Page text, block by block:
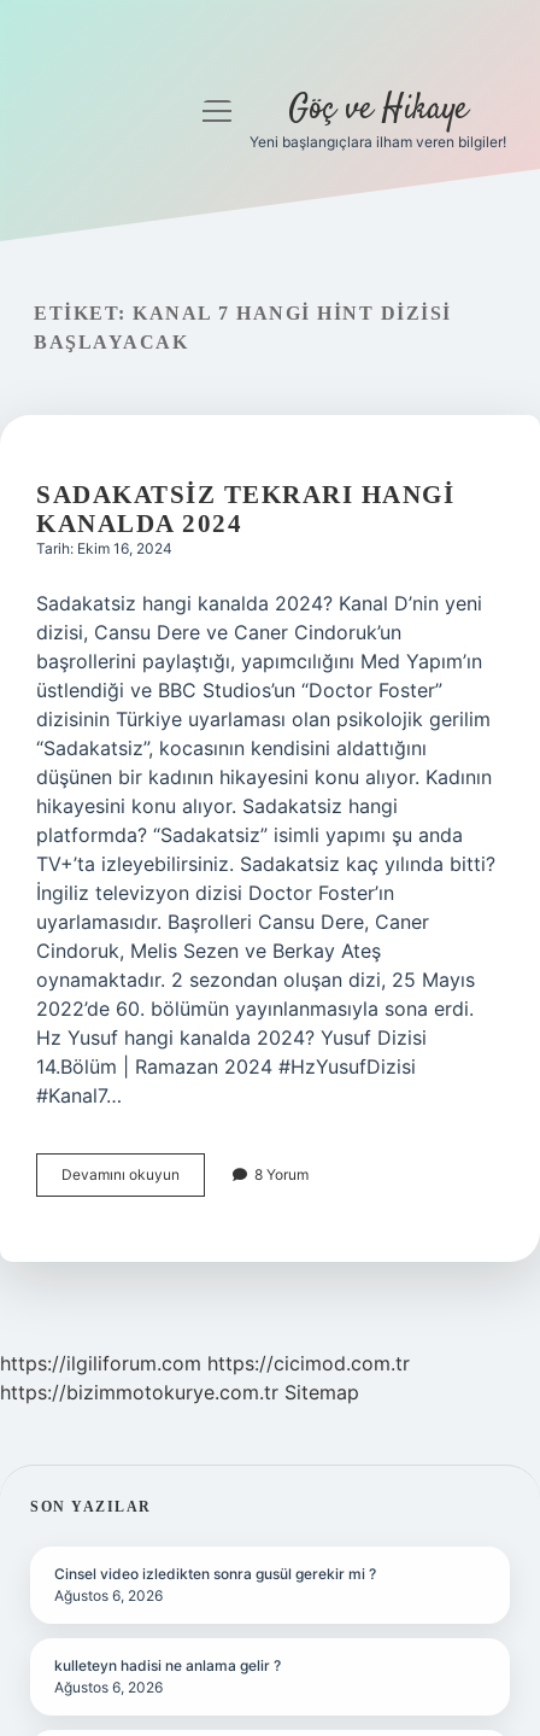
Gizlilik Politikası
Hakkımızda
menüyü
Göç ve Hikaye
Yeni başlangıçlara ilham veren bilgiler!
ETIKET: KANAL 7 HANGI HINT DIZISI
BAŞLAYACAK
SADAKATSIZ TEKRARI HANGI
KANALDA 2024
Tarih: Ekim 16, 2024
Sadakatsiz hangi kanalda 2024? Kanal D’nin yeni
dizisi, Cansu Dere ve Caner Cindoruk’un
başrollerini paylaştığı, yapımcılığını Med Yapım’ın
üstlendiği ve BBC Studios’un “Doctor Foster”
dizisinin Türkiye uyarlaması olan psikolojik gerilim
“Sadakatsiz”, kocasının kendisini aldattığını
düşünen bir kadının hikayesini konu alıyor. Kadının
hikayesini konu alıyor. Sadakatsiz hangi
platformda? “Sadakatsiz” isimli yapımı şu anda
TV+’ta izleyebilirsiniz. Sadakatsiz kaç yılında bitti?
İngiliz televizyon dizisi Doctor Foster’ın
uyarlamasıdır. Başrolleri Cansu Dere, Caner
Cindoruk, Melis Sezen ve Berkay Ateş
oynamaktadır. 2 sezondan oluşan dizi, 25 Mayıs
2022’de 60. bölümün yayınlanmasıyla sona erdi.
Hz Yusuf hangi kanalda 2024? Yusuf Dizisi
14.Bölüm | Ramazan 2024 #HzYusufDizisi
#Kanal7…
Devamını okuyun Sadakatsiz
Tekrarı
2024
8 Yorum
https://ilgiliforum.com https://cicimod.com.tr
https://bizimmotokurye.com.tr Sitemap
SIDEBAR
SON YAZILAR
Cinsel video izledikten sonra gusül gerekir mi ?
Ağustos 6, 2026
kulleteyn hadisi ne anlama gelir ?
Ağustos 6, 2026